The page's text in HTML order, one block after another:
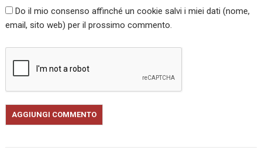
Do il mio consenso affinché un cookie salvi i miei dati (nome,
email, sito web) per il prossimo commento.